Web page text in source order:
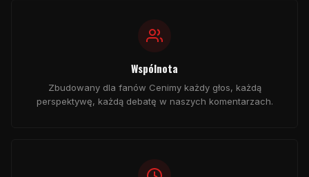
Wspólnota
Zbudowany dla fanów Cenimy każdy głos, każdą
perspektywę, każdą debatę w naszych komentarzach.